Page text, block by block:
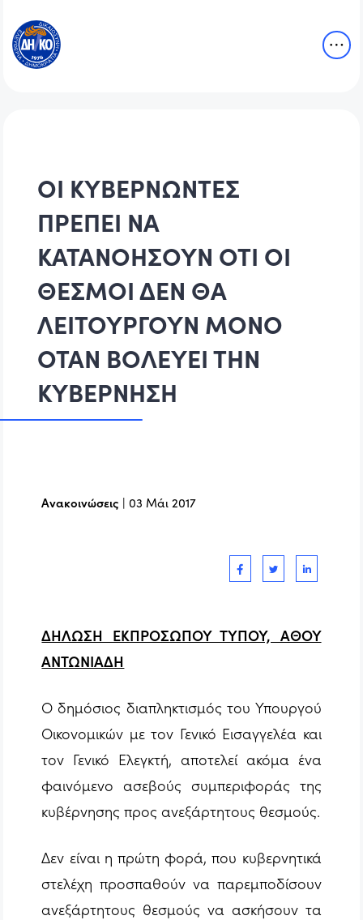
ΟΙ ΚΥΒΕΡΝΩΝΤΕΣ
ΠΡΕΠΕΙ ΝΑ
ΚΑΤΑΝΟΗΣΟΥΝ ΟΤΙ ΟΙ
ΘΕΣΜΟΙ ΔΕΝ ΘΑ
ΛΕΙΤΟΥΡΓΟΥΝ ΜΟΝΟ
ΟΤΑΝ ΒΟΛΕΥΕΙ ΤΗΝ
ΚΥΒΕΡΝΗΣΗ
Ανακοινώσεις |03 Μάι 2017
ΔΗΛΩΣΗ ΕΚΠΡΟΣΩΠΟΥ ΤΥΠΟΥ, ΑΘΟΥ
ΑΝΤΩΝΙΑΔΗ
Ο δημόσιος διαπληκτισμός του Υπουργού
Οικονομικών με τον Γενικό Εισαγγελέα και
τον Γενικό Ελεγκτή, αποτελεί ακόμα ένα
φαινόμενο ασεβούς συμπεριφοράς της
κυβέρνησης προς ανεξάρτητους θεσμούς.
Δεν είναι η πρώτη φορά, που κυβερνητικά
στελέχη προσπαθούν να παρεμποδίσουν
ανεξάρτητους θεσμούς να ασκήσουν τα